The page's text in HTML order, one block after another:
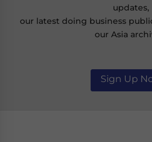
updates,
our latest doing business
our Asia
Sign Up